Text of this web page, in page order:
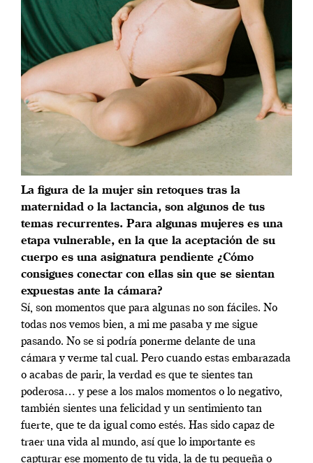
La figura de la mujer sin retoques tras la
maternidad o la lactancia, son algunos de tus
temas recurrentes. Para algunas mujeres es una
etapa vulnerable, en la que la aceptación de su
cuerpo es una asignatura pendiente ¿Cómo
consigues conectar con ellas sin que se sientan
expuestas ante la cámara?
Sí, son momentos que para algunas no son fáciles. No
todas nos vemos bien, a mi me pasaba y me sigue
pasando. No se si podría ponerme delante de una
cámara y verme tal cual. Pero cuando estas embarazada
o acabas de parir, la verdad es que te sientes tan
poderosa… y pese a los malos momentos o lo negativo,
también sientes una felicidad y un sentimiento tan
fuerte, que te da igual como estés. Has sido capaz de
traer una vida al mundo, así que lo importante es
capturar ese momento de tu vida, la de tu pequeña o